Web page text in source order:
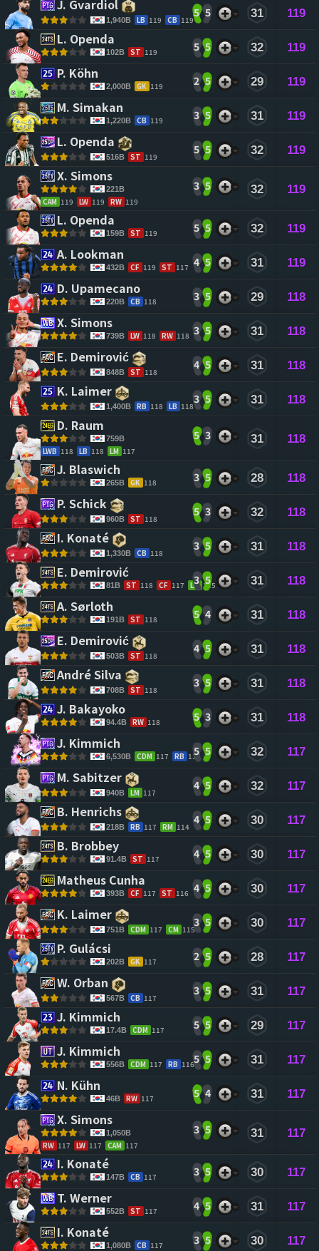
J. Gvardiol
1,940B LB 119 CB 119
5 5 31 119
L. Openda
102B ST 119 5 5 32 119
P. Köhn
2,000B GK 119 2 5 29 119
M. Simakan
1,220B CB 119 3 5 31 119
L. Openda
516B ST 119
5 5 32 119
X. Simons
221B
CAM 119 LW 119 RW 119
3 5 32 119
L. Openda
159B ST 119 5 5 32 119
A. Lookman
432B CF 119 ST 117 4 5 31 119
D. Upamecano
220B CB 118 3 5 29 118
X. Simons
739B LW 118 RW 118 3 5 31 118
E. Demirović
848B ST 118
4 5 31 118
K. Laimer
1,400B RB 118 LB 118
3 5 31 118
D. Raum
759B
LWB 118 LB 118 LM 117
5 3 31 118
J. Blaswich
265B GK 118 3 5 28 118
P. Schick
960B ST 118
5 3 32 118
I. Konaté
1,330B CB 118
3 5 31 118
E. Demirović
81B ST 118 CF 117 LM 115
3 5 31 118
A. Sørloth
191B ST 118 5 4 31 118
E. Demirović
503B ST 118
4 5 31 118
André Silva
708B ST 118
3 5 31 118
J. Bakayoko
94.4B RW 118 5 3 31 118
J. Kimmich
6,530B CDM 117 RB 116
5 5 32 117
M. Sabitzer
940B LM 117
4 5 32 117
B. Henrichs
218B RB 117 RM 114
4 5 30 117
B. Brobbey
91.4B ST 117 4 5 30 117
Matheus Cunha
393B CF 117 ST 116 4 5 30 117
K. Laimer
751B CDM 117 CM 115
3 5 30 117
P. Gulácsi
202B GK 117 2 5 28 117
W. Orban
567B CB 117
3 5 31 117
J. Kimmich
17.4B CDM 117 5 5 29 117
J. Kimmich
556B CDM 117 RB 1165 5 31 117
N. Kühn
46B RW 117 5 4 31 117
X. Simons
1,050B
RW 117 LW 117 CAM 117
3 5 31 117
I. Konaté
147B CB 117 3 5 30 117
T. Werner
552B ST 117 4 5 31 117
I. Konaté
1,080B CB 117 3 5 30 117